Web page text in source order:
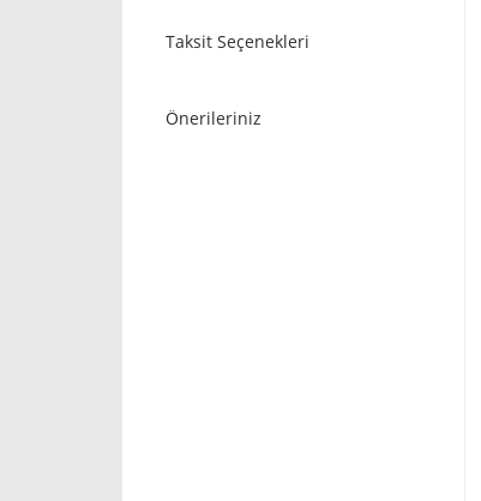
Taksit Seçenekleri
Önerileriniz